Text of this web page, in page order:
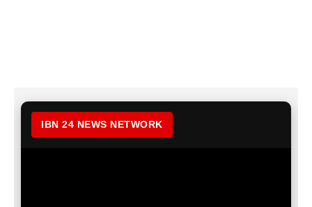
IBN 24 NEWS NETWORK